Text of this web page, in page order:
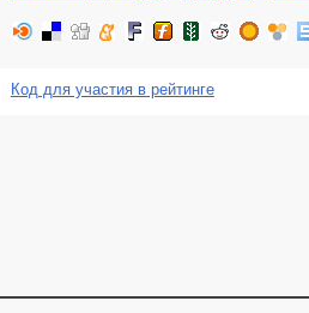
Код для участия в рейтинге